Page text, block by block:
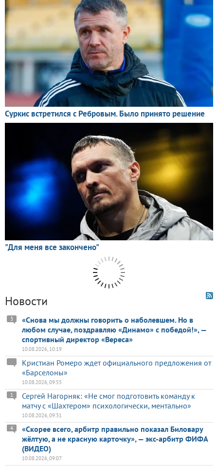
Новости
«Снова мы должны говорить о наболевшем. Но в
любом случае, поздравляю «Динамо» с победой!», —
спортивный директор «Вереса»
3
10.08.2026, 10:19
Кристиан Ромеро ждет официального предложения от
«Барселоны»
10.08.2026, 09:55
Сергей Нагорняк: «Не смог подготовить команду к
матчу с «Шахтером» психологически, ментально»
1
10.08.2026, 09:31
«Скорее всего, арбитр правильно показал Биловару
жёлтую, а не красную карточку», — экс-арбитр ФИФА
(ВИДЕО)
4
10.08.2026, 09:07